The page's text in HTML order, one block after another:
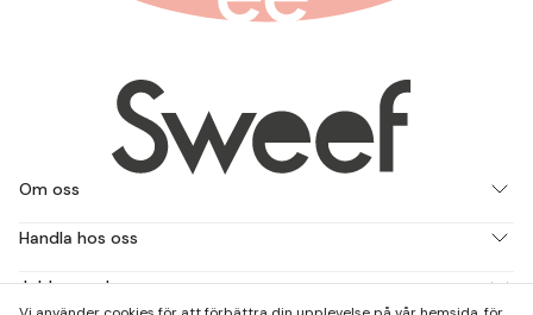
Om oss
Handla hos oss
Jobba med oss